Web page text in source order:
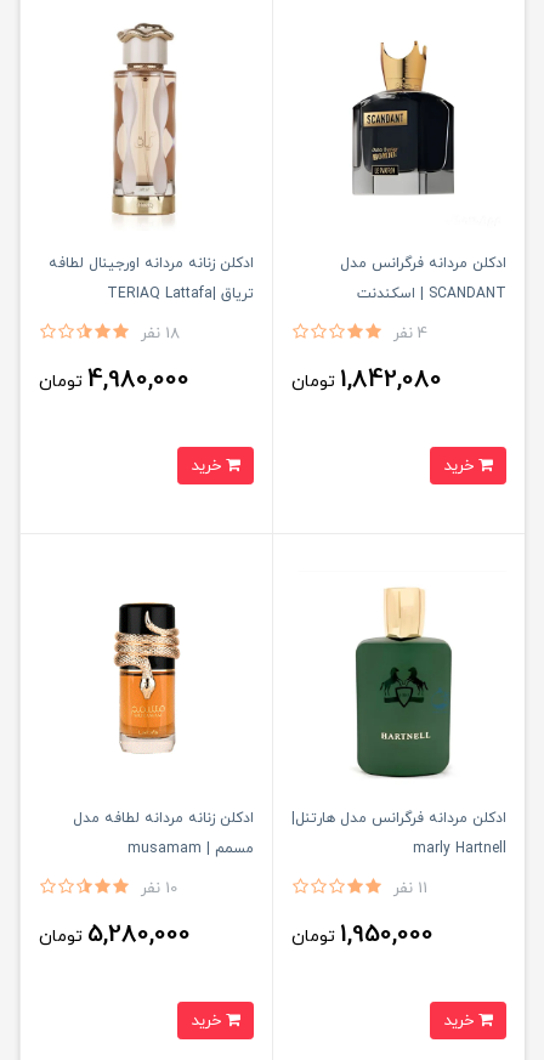
ادكلن مردانه فرگرانس مدل
SCANDANT | اسكندنت
4 نفر
1,842,080 تومان
ادكلن زنانه مردانه اورجينال لطافه
ترياق |TERIAQ Lattafa
18 نفر
4,980,000 تومان
ادكلن مردانه فرگرانس مدل هارتنل|
marly Hartnell
11 نفر
1,950,000 تومان
ادكلن زنانه مردانه لطافه مدل
مسمم | musamam
10 نفر
5,280,000 تومان